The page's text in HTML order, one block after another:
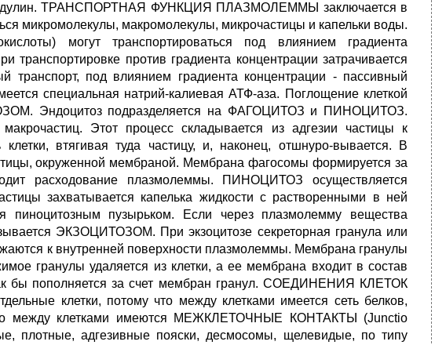
модулин. ТРАНСПОРТНАЯ ФУНКЦИЯ ПЛАЗМОЛЕММЫ заключается в
микромолекулы, макромолекулы, микрочастицы и капельки воды.
могут транспортироваться под влиянием градиента
транспортировке против градиента концентрации затрачивается
под влиянием градиента концентрации - пассивный
специальная натрий-калиевая АТФ-аза. Поглощение клеткой
Эндоцитоз подразделяется на ФАГОЦИТОЗ и ПИНОЦИТОЗ.
Этот процесс складывается из адгезии частицы к
втягивая туда частицу, и, наконец, отшнуро-вывается. В
окруженной мембраной. Мембрана фагосомы формируется за
расходование плазмолеммы. ПИНОЦИТОЗ осуществляется
захватывается капелька жидкости с растворенными в ней
пиноцитозным пузырьком. Если через плазмолемму вещества
ЭКЗОЦИТОЗОМ. При экзоцитозе секреторная гранула или
к внутренней поверхности плазмолеммы. Мембрана гранулы
гранулы удаляется из клетки, а ее мембрана входит в состав
бы пополняется за счет мембран гранул. СОЕДИНЕНИЯ КЛЕТОК
клетки, потому что между клетками имеется сеть белков,
между клетками имеются МЕЖКЛЕТОЧНЫЕ КОНТАКТЫ (Junctio
плотные, адгезивные пояски, десмосомы, щелевидые, по типу